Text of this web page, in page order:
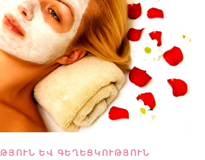
ԵՎ ԳԵՂԵՑԿՈՒԹՅՈՒՆ